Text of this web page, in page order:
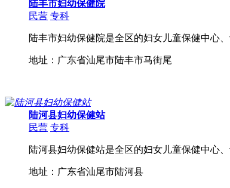
陆丰市妇幼保健院
民营 专科
陆丰市妇幼保健院是全区的妇女儿童保健中心
地址：广东省汕尾市陆丰市马街尾
陆河县妇幼保健站
民营 专科
陆河县妇幼保健站是全区的妇女儿童保健中心
地址：广东省汕尾市陆河县